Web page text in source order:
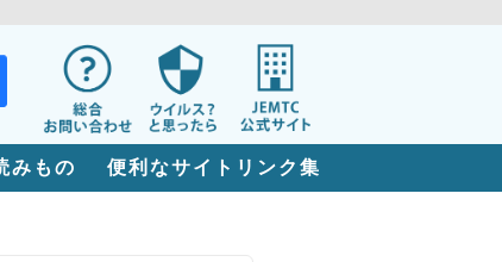
みもの 便利なサイトリンク集